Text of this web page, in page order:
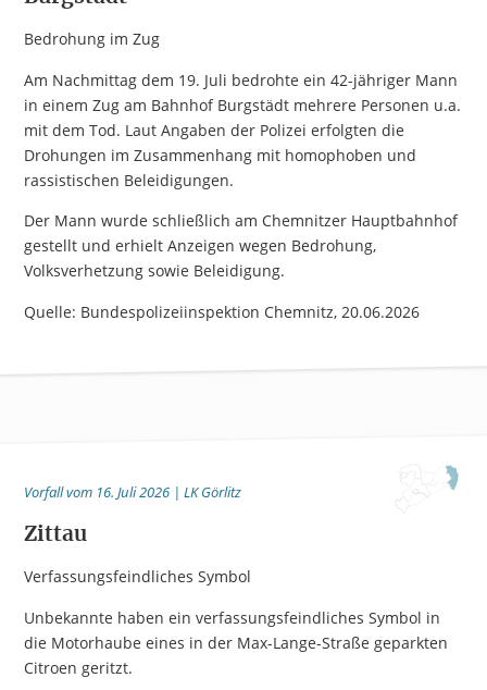
Bedrohung im Zug
Am Nachmittag dem 19. Juli bedrohte ein 42-jähriger Mann
in einem Zug am Bahnhof Burgstädt mehrere Personen u.a.
mit dem Tod. Laut Angaben der Polizei erfolgten die
Drohungen im Zusammenhang mit homophoben und
rassistischen Beleidigungen.
Der Mann wurde schließlich am Chemnitzer Hauptbahnhof
gestellt und erhielt Anzeigen wegen Bedrohung,
Volksverhetzung sowie Beleidigung.
Quelle: Bundespolizeiinspektion Chemnitz, 20.06.2026
Vorfall vom 16. Juli 2026 | LK Görlitz
Zittau
Verfassungsfeindliches Symbol
Unbekannte haben ein verfassungsfeindliches Symbol in
die Motorhaube eines in der Max-Lange-Straße geparkten
Citroen geritzt.